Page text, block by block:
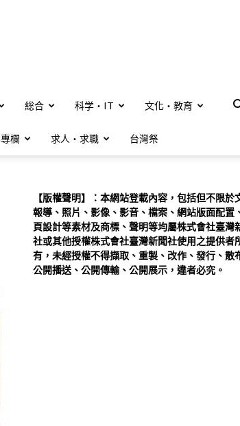
総合 科学・IT 文化・教育
專欄 求人・求職 台灣祭
【版權聲明】：本網站登載內容，包括但不限於
報導、照片、影像、影音、檔案、網站版面配置
頁設計等素材及商標、聲明等均屬株式會社臺灣
社或其他授權株式會社臺灣新聞社使用之提供者
有，未經授權不得擷取、重製、改作、發行、散
公開播送、公開傳輸、公開展示，違者必究。